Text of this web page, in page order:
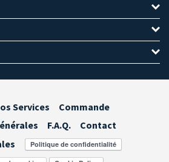
Services
Commande
F.A.Q.
Contact